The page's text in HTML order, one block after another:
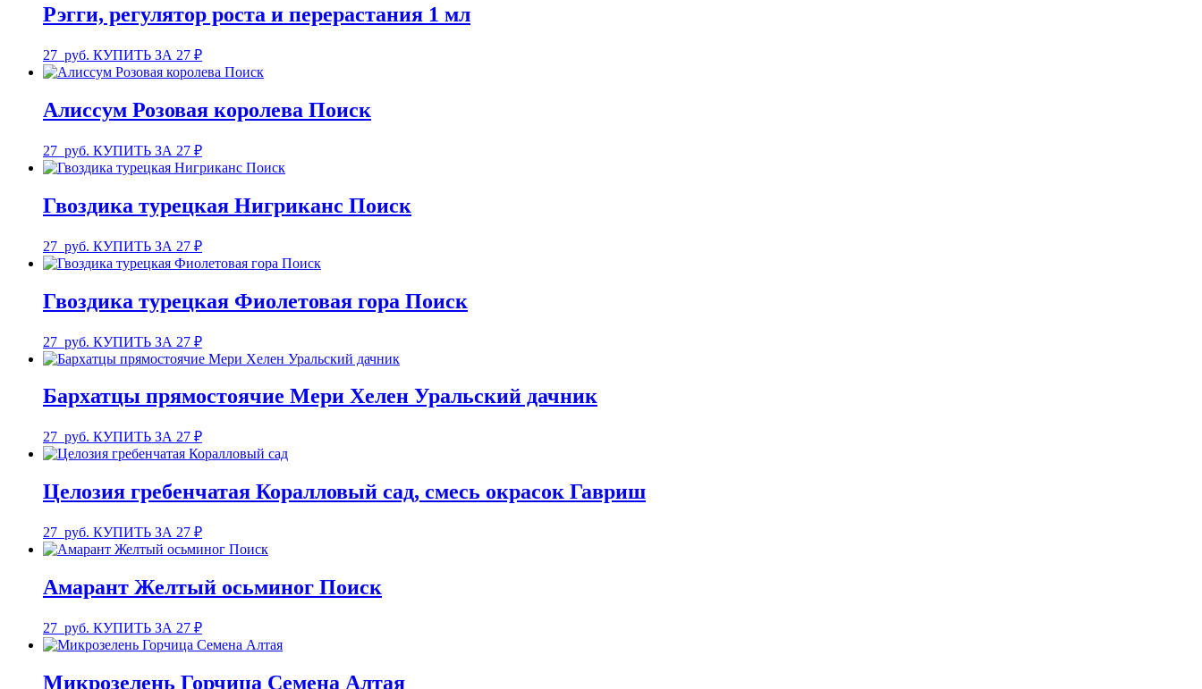
Рэгги, регулятор роста и перерастания 1 мл
27 руб. КУПИТЬ ЗА 27 ₽
Алиссум Розовая королева Поиск
27 руб. КУПИТЬ ЗА 27 ₽
Гвоздика турецкая Нигриканс Поиск
27 руб. КУПИТЬ ЗА 27 ₽
Гвоздика турецкая Фиолетовая гора Поиск
27 руб. КУПИТЬ ЗА 27 ₽
Бархатцы прямостоячие Мери Хелен Уральский дачник
27 руб. КУПИТЬ ЗА 27 ₽
Целозия гребенчатая Коралловый сад, смесь окрасок Гавриш
27 руб. КУПИТЬ ЗА 27 ₽
Амарант Желтый осьминог Поиск
27 руб. КУПИТЬ ЗА 27 ₽
Микрозелень Горчица Семена Алтая